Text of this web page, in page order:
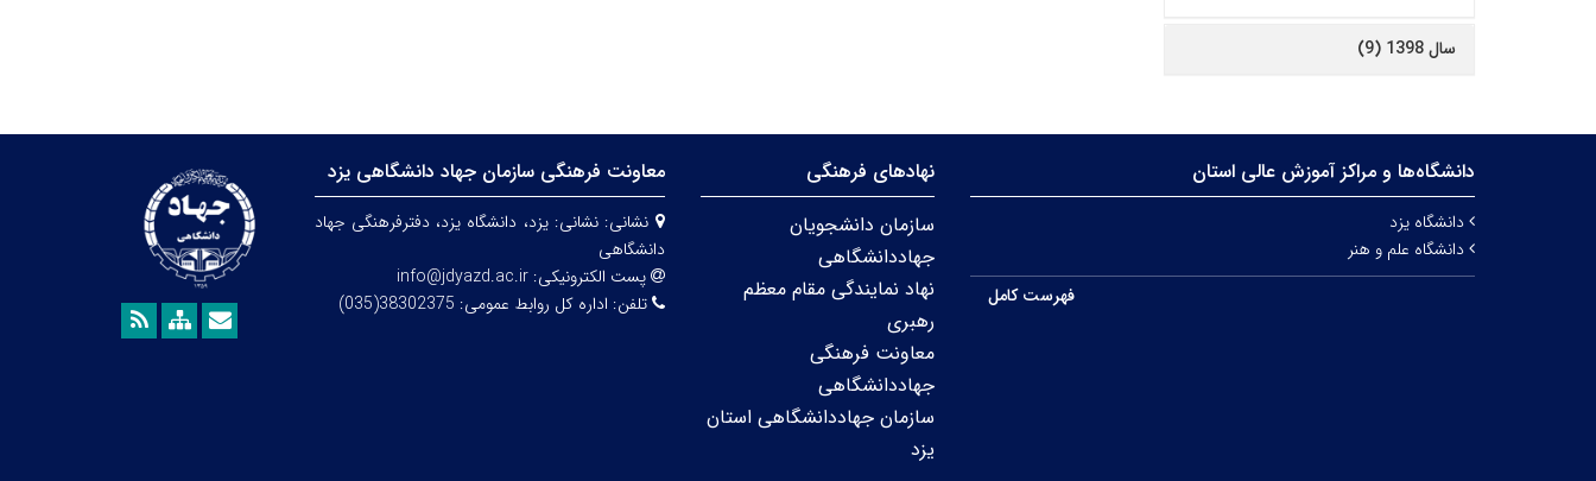
سال 1398 (9)
دانشگاه‌ها و مراکز آموزش عالی استان
دانشگاه یزد
دانشگاه علم و هنر
فهرست کامل
نهادهای فرهنگی
سازمان دانشجویان
جهاددانشگاهی
نهاد نمایندگی مقام معظم
رهبری
معاونت فرهنگی
جهاددانشگاهی
سازمان جهاددانشگاهی استان
یزد
معاونت فرهنگی سازمان جهاد دانشگاهی یزد
نشانی:نشانی: یزد، دانشگاه یزد، دفترفرهنگی جهاد
دانشگاهی
پست الکترونیکی:info@jdyazd.ac.ir
تلفن: اداره کل روابط عمومی: 38302375(035)